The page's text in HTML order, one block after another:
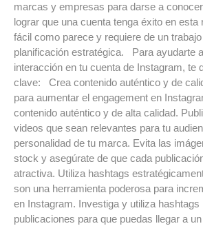
marcas y empresas para darse a
lograr que una cuenta tenga éxito en
fácil como parece y requiere de un
planificación estratégica. Para ayudarte
interacción en tu cuenta de Instagram, te
clave: Crea contenido auténtico y de
para aumentar el engagement en
contenido auténtico y de alta calidad.
videos que sean relevantes para tu
personalidad de tu marca. Evita las
stock y asegúrate de que cada
atractiva. Utiliza hashtags
son una herramienta poderosa para
en Instagram. Investiga y utiliza hashtags
publicaciones para que puedas llegar a